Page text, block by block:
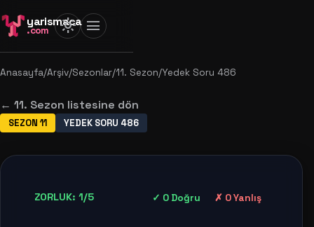
yarismaca
.com light_mode menu
Anasayfa/Arşiv/Sezonlar/11. Sezon/Yedek Soru 486
← 11. Sezon listesine dön
SEZON 11 YEDEK SORU 486
ZORLUK: 1/5 ✓ 0 Doğru ✗ 0 Yanlış